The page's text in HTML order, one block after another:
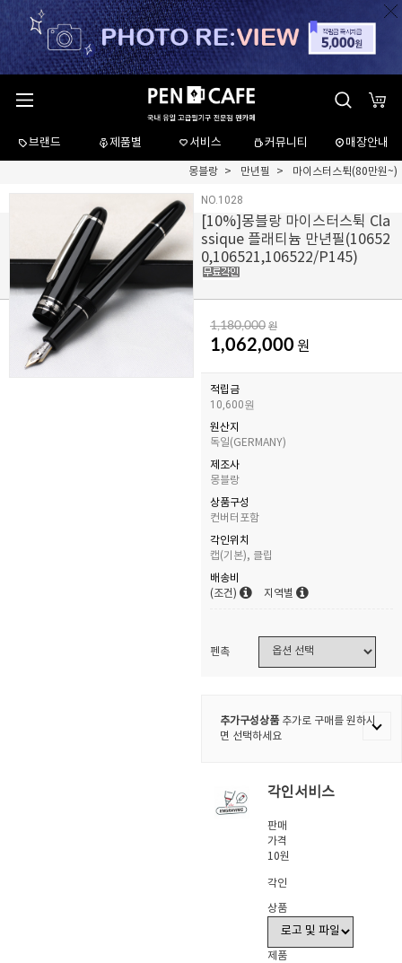
브랜드 제품별 서비스 커뮤니티 매장안내
몽블랑 만년필 마이스터스튁(80만원~)
NO.1028
[10%]몽블랑 마이스터스튁 Cla
ssique 플래티늄 만년필(10652
0,106521,106522/P145)
1,180,000 원
1,062,000 원
적립금
10,600원
원산지
독일(GERMANY)
제조사
몽블랑
상품구성
컨버터포함
각인위치
캡(기본), 클립
배송비
(조건)
지역별
펜촉
추가구성상품추가로 구매를 원하시
면 선택하세요
각인서비스
판매
가격
10원
각인
상품
제품